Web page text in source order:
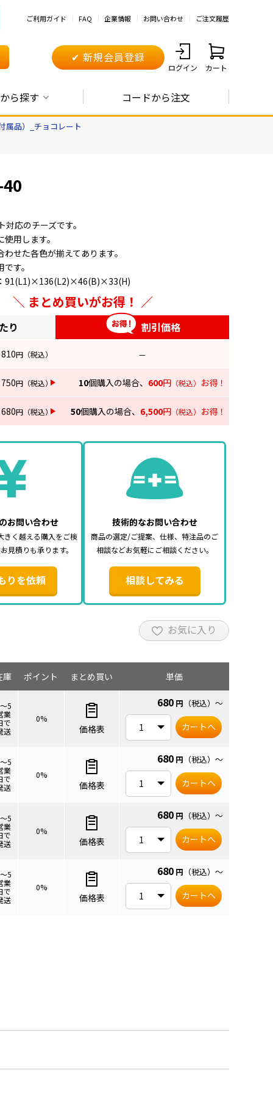
ご利用ガイド FAQ 企業情報 お問い合わせ ご注文履歴
✔ 新規会員登録
ログイン カート
ら探す コードから注文
属品）_チョコレート
応のチーズです。
用します。
せた各色が揃えてあります。
す。
91(L1)×136(L2)×46(B)×33(H)
まとめ買いがお得！
り 割引価格
810円 （税込） —
750円 （税込） 10個購入の場合、 600円 （税込） お得！
680円 （税込） 50個購入の場合、 6,500円 （税込） お得！
お問い合わせ
きく越える購入をご検
見積りも承ります。
りを依頼
技術的なお問い合わせ
商品の選定/ご提案、仕様、特注品のご
相談などお気軽にご相談ください。
相談してみる
お気に入り
庫 ポイント まとめ買い 単価
5
業
で
送
0%
価格表
680 円 （税込） ～
カートへ
5
業
で
送
0%
価格表
680 円 （税込） ～
カートへ
5
業
で
送
0%
価格表
680 円 （税込） ～
カートへ
5
業
で
送
0%
価格表
680 円 （税込） ～
カートへ